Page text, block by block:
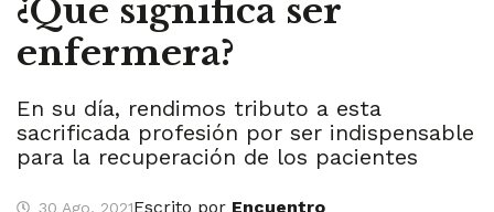
¿Qué significa ser
enfermera?
En su día, rendimos tributo a esta
sacrificada profesión por ser indispensable
para la recuperación de los pacientes
30 Ago, 2021Escrito por Encuentro